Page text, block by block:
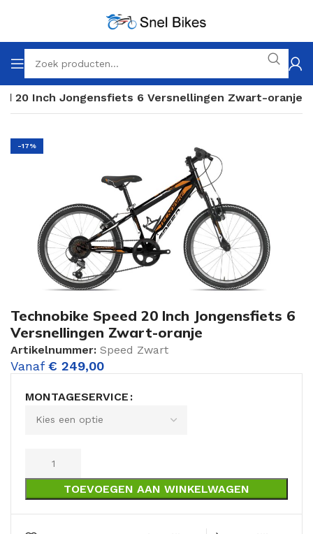
20 Inch Jongensfiets 6 Versnellingen Zwart-oranje
-17%
Technobike Speed 20 Inch Jongensfiets 6
Versnellingen Zwart-oranje
Artikelnummer: Speed Zwart
Vanaf € 249,00
MONTAGESERVICE
TOEVOEGEN AAN WINKELWAGEN